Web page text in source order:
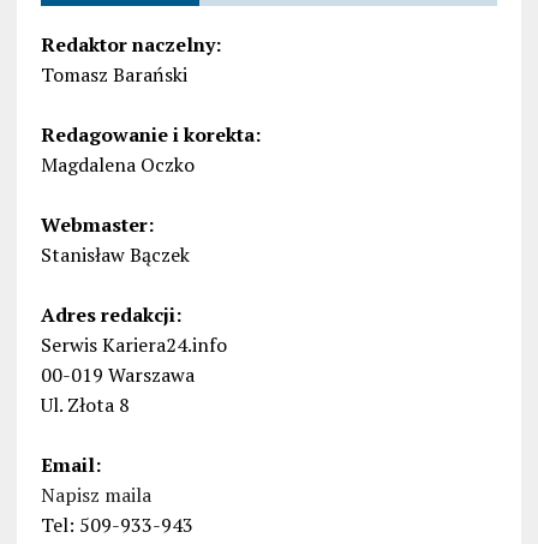
Redaktor naczelny:
Tomasz Barański
Redagowanie i korekta:
Magdalena Oczko
Webmaster:
Stanisław Bączek
Adres redakcji:
Serwis Kariera24.info
00-019 Warszawa
Ul. Złota 8
Email:
Napisz maila
Tel: 509-933-943